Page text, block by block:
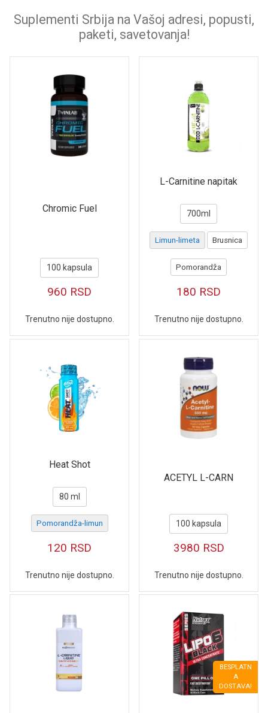
Suplementi Srbija na Vašoj adresi, popusti,
paketi, savetovanja!
Chromic Fuel
100 kapsula
960 RSD
Trenutno nije dostupno.
L-Carnitine napitak
700ml
Limun-limeta Brusnica
Pomorandža
180 RSD
Trenutno nije dostupno.
Heat Shot
80 ml
Pomorandža-limun
120 RSD
Trenutno nije dostupno.
ACETYL L-CARN
100 kapsula
3980 RSD
Trenutno nije dostupno.
BESPLATN
A
DOSTAVA!